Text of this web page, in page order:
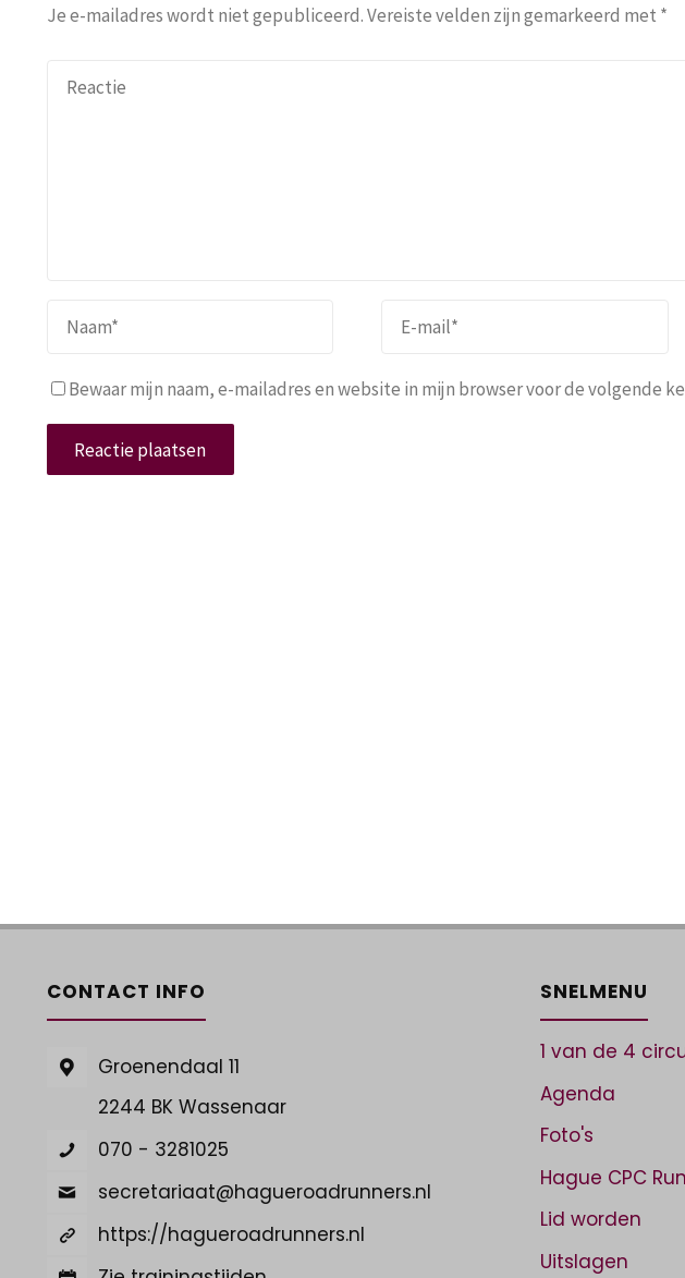
Je e-mailadres wordt niet gepubliceerd.Vereiste velden zijn gemarkeerd met *
Bewaar mijn naam, e-mailadres en website in mijn browser voor de volgende
CONTACT INFO
Groenendaal 11
2244 BK Wassenaar
070 - 3281025
secretariaat@hagueroadrunners.nl
https://hagueroadrunners.nl
SNELMENU
1 van de 4
Agenda
Foto's
Hague CPC
Lid worden
Uitslagen